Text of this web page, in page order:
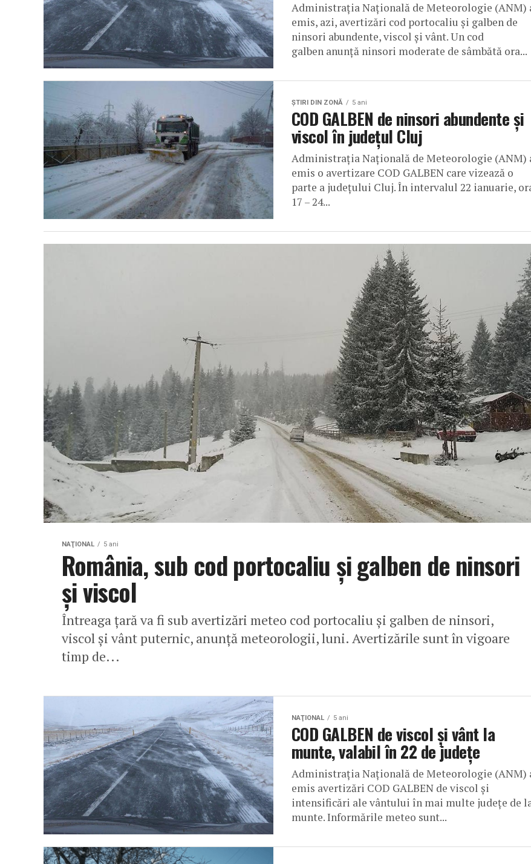
Administrația Națională de Meteorologie (ANM)
emis, azi, avertizări cod portocaliu și galben de
ninsori abundente, viscol și vânt. Un cod
galben anunță ninsori moderate de sâmbătă ora...
ŞTIRI DIN ZONĂ 5 ani
COD GALBEN de ninsori abundente și
viscol în județul Cluj
Administrația Națională de Meteorologie (ANM)
emis o avertizare COD GALBEN care vizează o
parte a județului Cluj. În intervalul 22 ianuarie,
17 – 24...
NAŢIONAL 5 ani
România, sub cod portocaliu și galben de ninsori
și viscol
Întreaga țară va fi sub avertizări meteo cod portocaliu și galben de ninsori,
viscol și vânt puternic, anunță meteorologii, luni. Avertizările sunt în vigoare
timp de...
NAŢIONAL 5 ani
COD GALBEN de viscol și vânt la
munte, valabil în 22 de județe
Administrația Națională de Meteorologie (ANM)
emis avertizări COD GALBEN de viscol și
intensificări ale vântului în mai multe județe de
munte. Informările meteo sunt...